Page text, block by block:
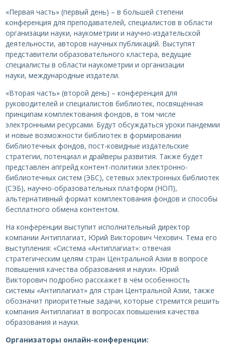
«Первая часть» (первый день) – в большей степени
конференция для преподавателей, специалистов в области
организации науки, наукометрии и научно-издательской
деятельности, авторов научных публикаций. Выступят
представители образовательного кластера, ведущие
специалисты в области наукометрии и организации
науки, международные издатели.
«Вторая часть» (второй день) – конференция для
руководителей и специалистов библиотек, посвящённая
принципам комплектования фондов, в том числе
электронными ресурсами. Будут обсуждаться уроки пандемии
и новые возможности библиотек в формировании
библиотечных фондов, пост-ковидные издательские
стратегии, потенциал и драйверы развития. Также будет
представлен апгрейд контент-политики электронно-
библиотечных систем (ЭБС), сетевых электронных библиотек
(СЭБ), научно-образовательных платформ (НОП),
альтернативный формат комплектования фондов и способы
бесплатного обмена контентом.
На конференции выступит исполнительный директор
компании Антиплагиат, Юрий Викторович Чехович. Тема его
выступления: «Система «Антиплагиат»: отвечая
стратегическим целям стран Центральной Азии в вопросе
повышения качества образования и науки». Юрий
Викторович подробно расскажет в чём особенность
системы «Антиплагиат» для стран Центральной Азии, также
обозначит приоритетные задачи, которые стремится решить
компания Антиплагиат в вопросах повышения качества
образования и науки.
Организаторы онлайн-конференции: